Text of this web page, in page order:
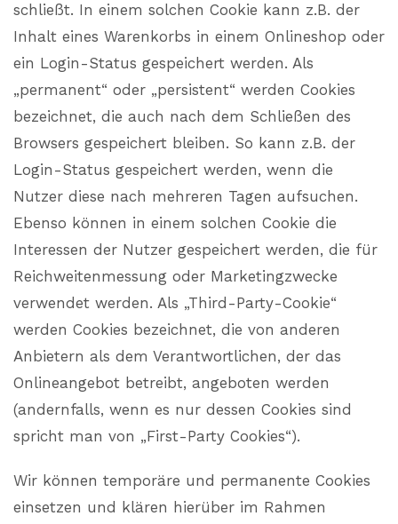
schließt. In einem solchen Cookie kann z.B. der
Inhalt eines Warenkorbs in einem Onlineshop oder
ein Login-Status gespeichert werden. Als
„permanent“ oder „persistent“ werden Cookies
bezeichnet, die auch nach dem Schließen des
Browsers gespeichert bleiben. So kann z.B. der
Login-Status gespeichert werden, wenn die
Nutzer diese nach mehreren Tagen aufsuchen.
Ebenso können in einem solchen Cookie die
Interessen der Nutzer gespeichert werden, die für
Reichweitenmessung oder Marketingzwecke
verwendet werden. Als „Third-Party-Cookie“
werden Cookies bezeichnet, die von anderen
Anbietern als dem Verantwortlichen, der das
Onlineangebot betreibt, angeboten werden
(andernfalls, wenn es nur dessen Cookies sind
spricht man von „First-Party Cookies“).
Wir können temporäre und permanente Cookies
einsetzen und klären hierüber im Rahmen